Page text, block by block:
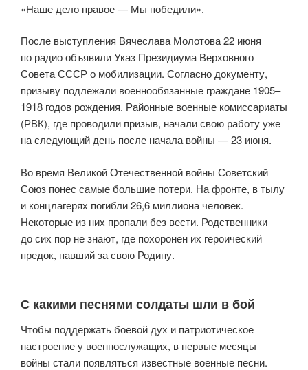
«Наше дело правое — Мы победили».
После выступления Вячеслава Молотова 22 июня
по радио объявили Указ Президиума Верховного
Совета СССР о мобилизации. Согласно документу,
призыву подлежали военнообязанные граждане 1905–
1918 годов рождения. Районные военные комиссариаты
(РВК), где проводили призыв, начали свою работу уже
на следующий день после начала войны — 23 июня.
Во время Великой Отечественной войны Советский
Союз понес самые большие потери. На фронте, в тылу
и концлагерях погибли 26,6 миллиона человек.
Некоторые из них пропали без вести. Родственники
до сих пор не знают, где похоронен их героический
предок, павший за свою Родину.
С какими песнями солдаты шли в бой
Чтобы поддержать боевой дух и патриотическое
настроение у военнослужащих, в первые месяцы
войны стали появляться известные военные песни.